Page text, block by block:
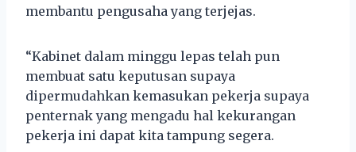
membantu pengusaha yang terjejas.
“Kabinet dalam minggu lepas telah pun
membuat satu keputusan supaya
dipermudahkan kemasukan pekerja supaya
penternak yang mengadu hal kekurangan
pekerja ini dapat kita tampung segera.